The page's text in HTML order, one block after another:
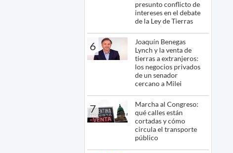
presunto conflicto de
intereses en el debate
de la Ley de Tierras
6
Joaquín Benegas
Lynch y la venta de
tierras a extranjeros:
los negocios privados
de un senador
cercano a Milei
7
Marcha al Congreso:
qué calles están
cortadas y cómo
circula el transporte
público